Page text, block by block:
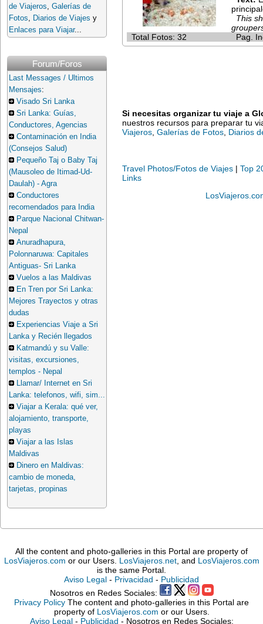
de Viajeros, Galerías de
Fotos, Diarios de Viajes y
Enlaces para Viajar...
Forum/Foros
Last Messages / Ultimos
Mensajes:
Visado Sri Lanka
Sri Lanka: Guías,
Conductores, Agencias
Contaminación en India
(Consejos Salud)
Pequeño Taj o Baby Taj
(Mausoleo de Itimad-Ud-
Daulah) - Agra
Conductores
recomendados para India
Parque Nacional Chitwan-
Nepal
Anuradhapura,
Polonnaruwa: Capitales
Antiguas- Sri Lanka
Vuelos a las Maldivas
En Tren por Sri Lanka:
Mejores Trayectos y otras
dudas
Experiencias Viaje a Sri
Lanka y Recién llegados
Katmandú y su Valle:
visitas, excursiones,
templos - Nepal
Llamar/ Internet en Sri
Lanka: telefonos, wifi, sim...
Viajar a Kerala: qué ver,
alojamiento, transporte,
playas
Viajar a las Islas
Maldivas
Dinero en Maldivas:
cambio de moneda,
tarjetas, propinas
This
Total Fotos: 32
Pag.
Si necesitas organizar tu viaje a
nuestros recursos para preparar tu
Viajeros Galerías de Fotos Diarios
Travel Photos/Fotos de Viajes | Top
Links
All the content and photo-galleries in this Portal are property of
LosViajeros.com or our Users. LosViajeros.net, and LosViajeros.com
is the same Portal.
Aviso Legal - Privacidad - Publicidad
Nosotros en Redes Sociales:
Privacy Policy The content and photo-galleries in this Portal are
property of LosViajeros.com or our Users.
Aviso Legal- Publicidad - Nosotros en Redes Sociales: